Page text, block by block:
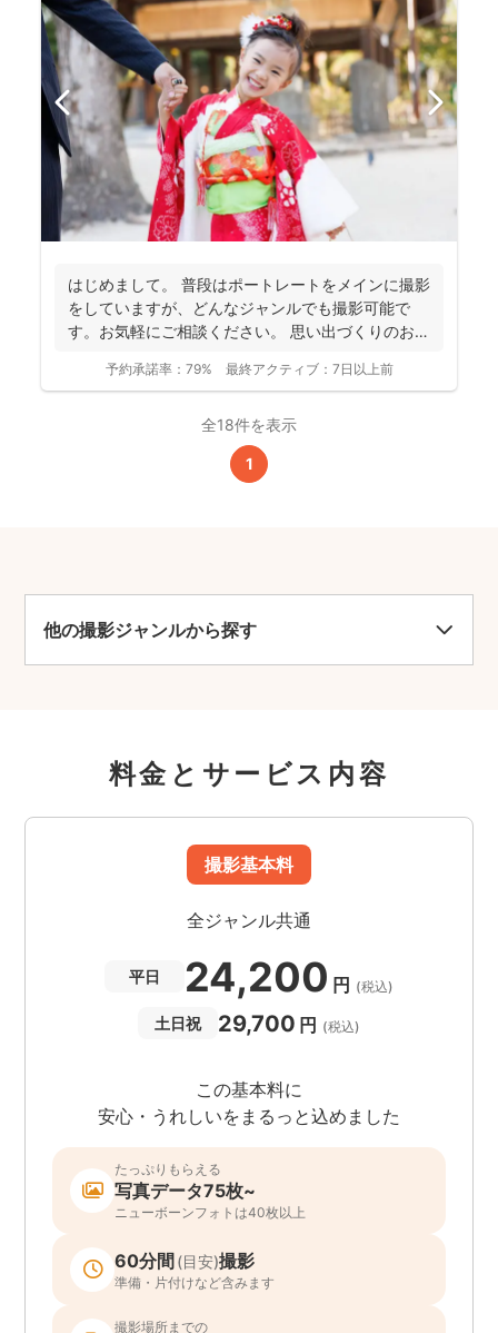
はじめまして。 普段はポートレートをメインに撮影
をしていますが、どんなジャンルでも撮影可能で
す。お気軽にご相談ください。 思い出づくりのお手
予約承諾率： 79% 最終アクティブ： 7日以上前
全18件を表示
1
他の撮影ジャンルから探す
料金とサービス内容
撮影基本料
全ジャンル共通
平日 24,200 円 (税込)
土日祝 29,700 円 (税込)
この基本料に
安心・うれしいをまるっと込めました
たっぷりもらえる
写真データ75枚~
ニューボーンフォトは40枚以上
60分間 (目安)撮影
準備・片付けなど含みます
撮影場所までの